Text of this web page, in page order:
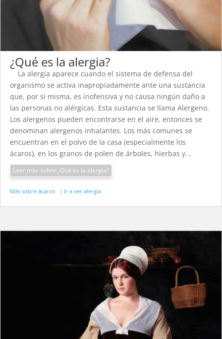
¿Qué es la alergia?
La alergia aparece cuando el sistema de defensa del
organismo se activa inapropiadamente ante una sustancia
que, por sí misma, es inofensiva y no causa ningún daño a
las personas no alérgicas. Esta sustancia se llama Alergeno.
Los alergenos pueden encontrarse en el aire, entonces se
denominan alergenos inhalantes. Los más comunes se
encuentran en el polvo de la casa (especialmente los
ácaros), en los granos de polen de árboles, hierbas y...
Leer más sobre ¿Qué es la alergia?
Más sobre ácaros | Ir a ver alergia